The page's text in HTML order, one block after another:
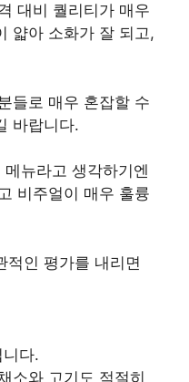
대비 퀄리티가 매우
얇아 소화가 잘 되고,
들로 매우 혼잡할 수
바랍니다.
뉴라고 생각하기엔
비주얼이 매우 훌륭
적인 평가를 내리면
다.
소와 고기도 적절히